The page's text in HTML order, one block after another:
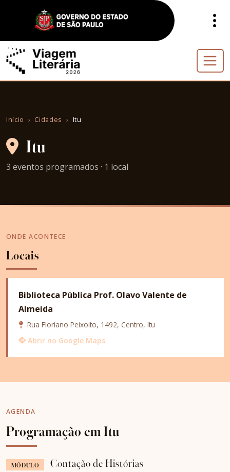
Início Cidades Itu
Itu
3 eventos programados · 1 local
ONDE ACONTECE
Locais
Biblioteca Pública Prof. Olavo Valente de
Almeida
Rua Floriano Peixoito, 1492, Centro, Itu
Abrir no Google Maps
AGENDA
Programação em Itu
MÓDULO Contação de Histórias